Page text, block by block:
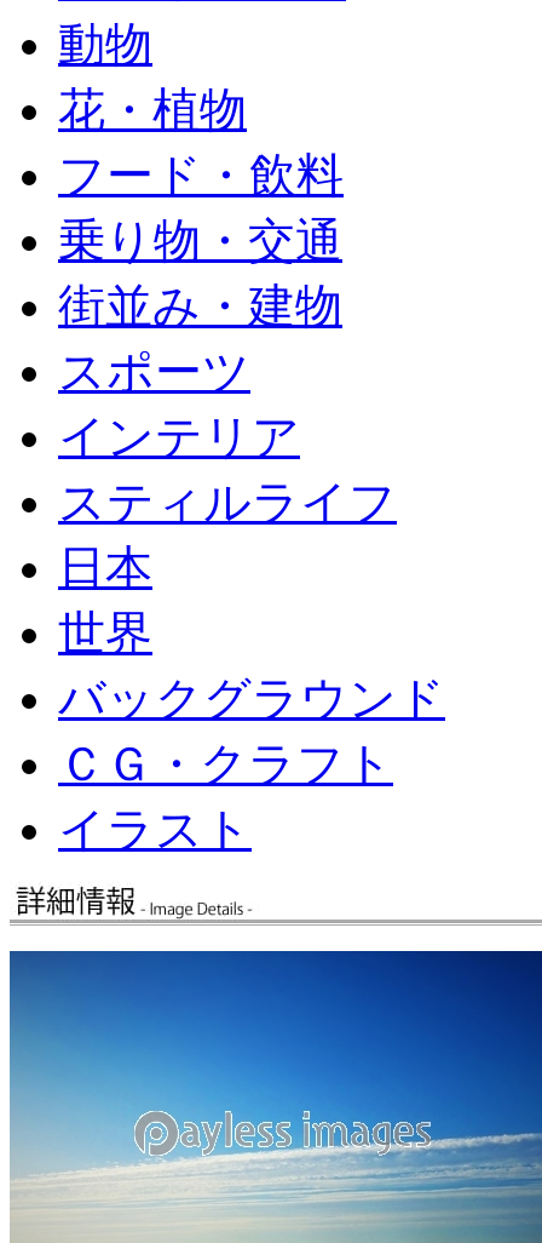
動物
花・植物
フード・飲料
乗り物・交通
街並み・建物
スポーツ
インテリア
スティルライフ
日本
世界
バックグラウンド
ＣＧ・クラフト
イラスト